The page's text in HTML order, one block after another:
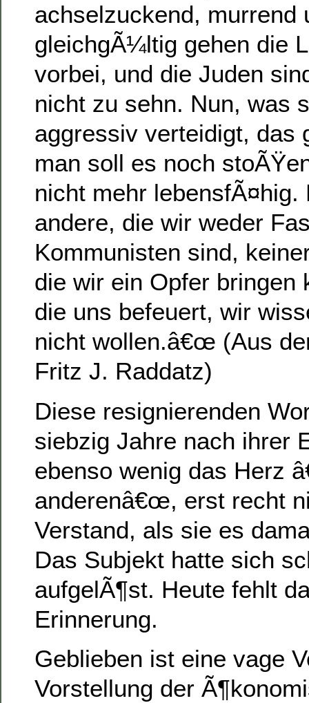
achselzuckend, murrend
gleichgÃ¼ltig gehen die
vorbei, und die Juden
nicht zu sehn. Nun, was
aggressiv verteidigt, das
man soll es noch
nicht mehr
andere, die wir weder
Kommunisten sind,
die wir ein Opfer bringen
die uns befeuert, wir
nicht wollen.â€œ (Aus
Fritz J. Raddatz)
Diese resignierenden
siebzig Jahre nach ihrer
ebenso wenig das Herz
anderenâ€œ, erst recht
Verstand, als sie es
Das Subjekt hatte sich
aufgelÃ¶st. Heute fehlt
Erinnerung.
Geblieben ist eine vage
Vorstellung der